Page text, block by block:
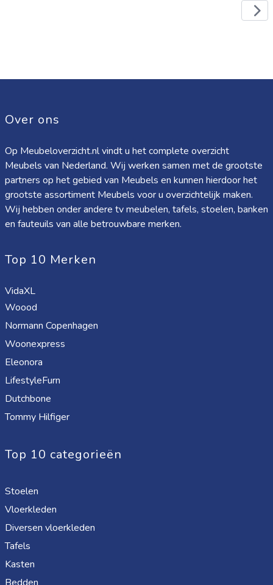
Over ons
Op Meubeloverzicht.nl vindt u het complete overzicht
Meubels van Nederland. Wij werken samen met de grootste
partners op het gebied van Meubels en kunnen hierdoor het
grootste assortiment Meubels voor u overzichtelijk maken.
Wij hebben onder andere tv meubelen, tafels, stoelen, banken
en fauteuils van alle betrouwbare merken.
Top 10 Merken
VidaXL
Woood
Normann Copenhagen
Woonexpress
Eleonora
LifestyleFurn
Dutchbone
Tommy Hilfiger
Top 10 categorieën
Stoelen
Vloerkleden
Diversen vloerkleden
Tafels
Kasten